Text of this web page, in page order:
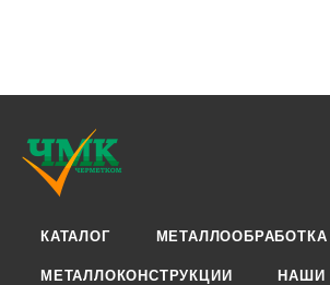
КАТАЛОГ МЕТАЛЛООБРАБОТКА
МЕТАЛЛОКОНСТРУКЦИИ НАШИ